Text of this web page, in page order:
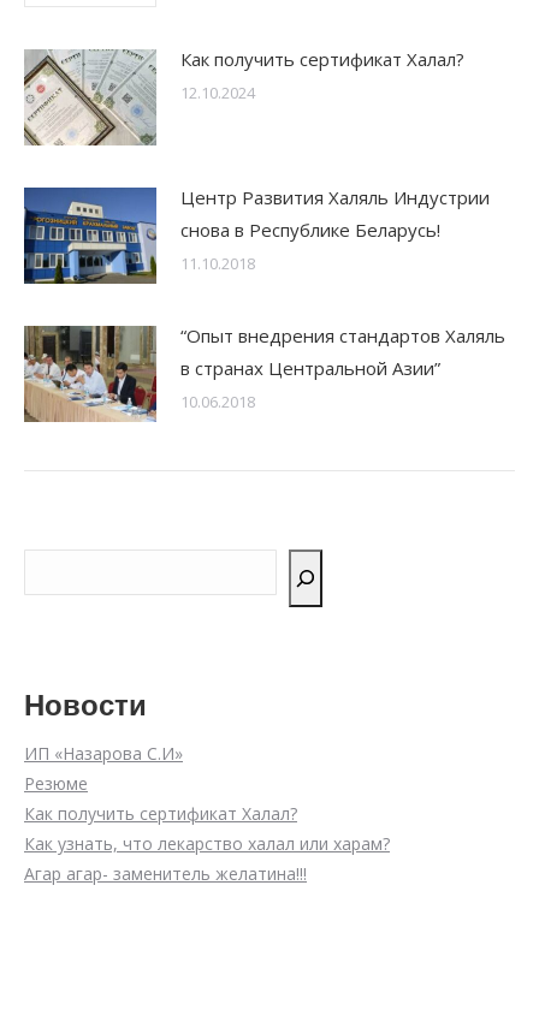
Как получить сертификат Халал?
12.10.2024
Центр Развития Халяль Индустрии
снова в Республике Беларусь!
11.10.2018
“Опыт внедрения стандартов Халяль
в странах Центральной Азии”
10.06.2018
Новости
ИП «Назарова С.И»
Резюме
Как получить сертификат Халал?
Как узнать, что лекарство халал или харам?
Агар агар- заменитель желатина!!!